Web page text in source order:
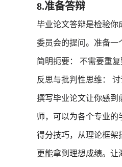
8.准备答辩
毕业论文答辩是检验你
委员会的提问。准备一
简明扼要： 不需要重
反思与批判性思维：
撰写毕业论文让你感到
师，可以为各个专业的
得分技巧，从理论框架
更能拿到理想成绩。